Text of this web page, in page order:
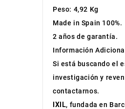
Peso: 4,92 Kg
Made in Spain 100%.
2 años de garantía.
Información
Si está buscando el
investigación y
contactarnos.
IXIL, fundada en